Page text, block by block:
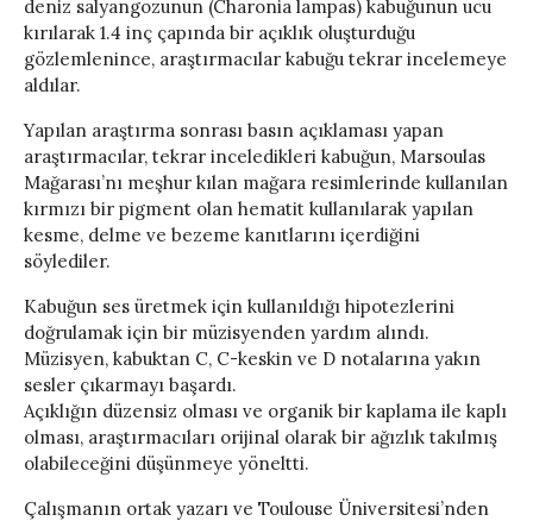
deniz salyangozunun (Charonia lampas) kabuğunun ucu
kırılarak 1.4 inç çapında bir açıklık oluşturduğu
gözlemlenince, araştırmacılar kabuğu tekrar incelemeye
aldılar.
Yapılan araştırma sonrası basın açıklaması yapan
araştırmacılar, tekrar inceledikleri kabuğun, Marsoulas
Mağarası’nı meşhur kılan mağara resimlerinde kullanılan
kırmızı bir pigment olan hematit kullanılarak yapılan
kesme, delme ve bezeme kanıtlarını içerdiğini
söylediler.
Kabuğun ses üretmek için kullanıldığı hipotezlerini
doğrulamak için bir müzisyenden yardım alındı.
Müzisyen, kabuktan C, C-keskin ve D notalarına yakın
sesler çıkarmayı başardı.
Açıklığın düzensiz olması ve organik bir kaplama ile kaplı
olması, araştırmacıları orijinal olarak bir ağızlık takılmış
olabileceğini düşünmeye yöneltti.
Çalışmanın ortak yazarı ve Toulouse Üniversitesi’nden